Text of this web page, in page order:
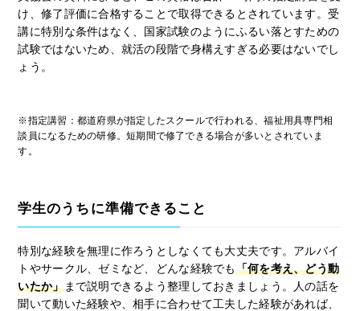
け、修了評価に合格することで取得できるとされています。受
講に特別な条件はなく、国家試験のようにふるい落とすための
試験ではないため、就活の段階で身構えすぎる必要はないでし
ょう。
※指定講習：都道府県が指定したスクールで行われる、福祉用具専門相
談員になるための研修。短期間で修了できる場合が多いとされていま
す。
学生のうちに準備できること
特別な経験を無理に作ろうとしなくても大丈夫です。アルバイ
トやサークル、ゼミなど、どんな経験でも「何を考え、どう動
いたか」まで説明できるよう整理しておきましょう。人の話を
聞いて動いた経験や、相手に合わせて工夫した経験があれば、